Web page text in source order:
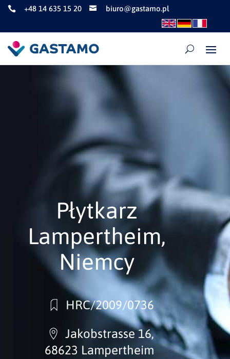
 +48 14 635 15 20  biuro@gastamo.pl
Płytkarz
Lampertheim,
Niemcy
HRC/2009/0736
Jakobstrasse 16,
68623 Lampertheim